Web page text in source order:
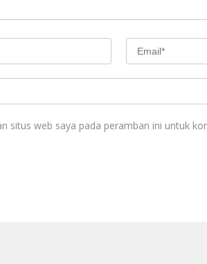
situs web saya pada peramban ini untuk